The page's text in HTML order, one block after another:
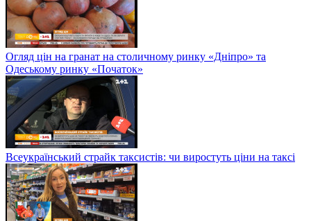
Огляд цін на гранат на столичному ринку «Дніпро» та
Одеському ринку «Початок»
Всеукраїнський страйк таксистів: чи виростуть ціни на таксі